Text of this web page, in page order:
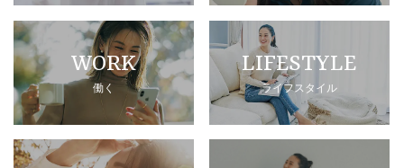
WORK
働く
LIFESTYLE
ライフスタイル